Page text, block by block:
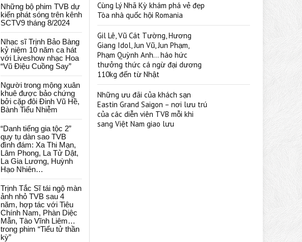
Những bộ phim TVB dự
kiến phát sóng trên kênh
SCTV9 tháng 8/2024
Nhạc sĩ Trịnh Bảo Bàng
kỷ niệm 10 năm ca hát
với Liveshow nhạc Hoa
“Vũ Điệu Cuồng Say”
Người trong mộng xuân
khuê được bảo chứng
bởi cặp đôi Đinh Vũ Hề,
Bành Tiểu Nhiễm
“Danh tiếng gia tộc 2”
quy tụ dàn sao TVB
đình đám: Xa Thi Mạn,
Lâm Phong, La Tử Dật,
La Gia Lương, Huỳnh
Hạo Nhiên…
Trịnh Tắc Sĩ tái ngộ màn
ảnh nhỏ TVB sau 4
năm, hợp tác với Tiêu
Chính Nam, Phàn Diệc
Mẫn, Tào Vĩnh Liêm…
trong phim “Tiểu tử thần
kỳ”
Cùng Lý Nhã Kỳ khám phá vẻ đẹp
Tòa nhà quốc hội Romania
Gil Lê, Vũ Cát Tường, Hương
Giang Idol, Jun Vũ, Jun Phạm,
Phạm Quỳnh Anh… háo hức
thưởng thức cá ngừ đại dương
110kg đến từ Nhật
Những ưu đãi của khách sạn
Eastin Grand Saigon – nơi lưu trú
của các diễn viên TVB mỗi khi
sang Việt Nam giao lưu